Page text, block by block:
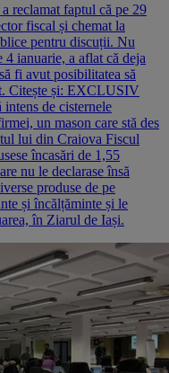
reclamat faptul că pe 29
fiscal și chemat la
pentru discuții. Nu
ianuarie, a aflat că deja
fi avut posibilitatea să
Citește și: EXCLUSIV
de cisternele
un mason care stă des
lui din Craiova Fiscul
încasări de 1,55
nu le declarase însă
produse de pe
și încălțăminte și le
în Ziarul de Iași.